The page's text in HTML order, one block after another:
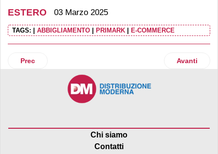
ESTERO 03 Marzo 2025
TAGS: | ABBIGLIAMENTO | PRIMARK | E-COMMERCE
Articolo precedente: Epic diventa estera: esce Esselunga
Prec Articolo
Avanti
Chi siamo
Contatti